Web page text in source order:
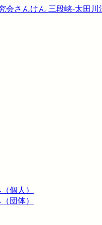
さんけん 三段峡‐太田川
個人）
団体）